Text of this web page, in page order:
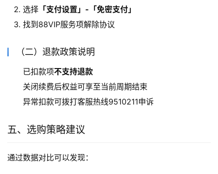
选择 「支付设置」-「免密支付」
找到88VIP服务项解除协议
（二）退款政策说明
已扣款项不支持退款
关闭续费后权益可享至当前周期结束
异常扣款可拨打客服热线9510211申诉
五、选购策略建议
通过数据对比可以发现：